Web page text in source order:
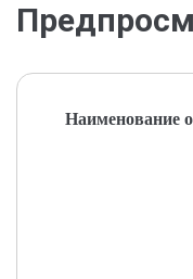
Наименование